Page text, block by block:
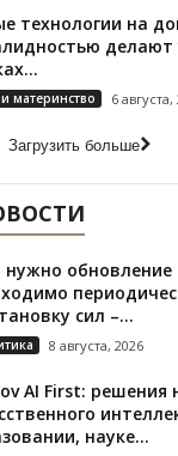
технологии на
делают
материнство 6 августа,
Загрузить больше
нужно обновление
сил –...
8 августа, 2026
AI First: решения
науке...